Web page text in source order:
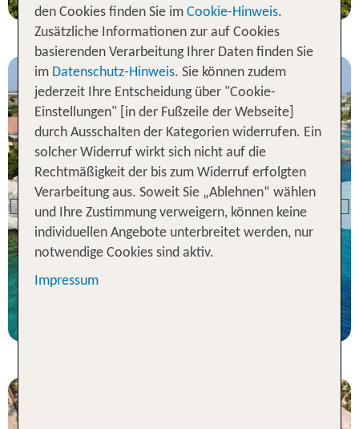
Previous
Curacao
Avila Beach Hotel
99 % Weiterempfehlung
den Cookies finden Sie im Cookie-Hinweis.
Zusätzliche Informationen zur auf Cookies
basierenden Verarbeitung Ihrer Daten finden Sie
im Datenschutz-Hinweis. Sie können zudem
jederzeit Ihre Entscheidung über "Cookie-
Einstellungen" [in der Fußzeile der Webseite]
durch Ausschalten der Kategorien widerrufen. Ein
solcher Widerruf wirkt sich nicht auf die
Rechtmäßigkeit der bis zum Widerruf erfolgten
Verarbeitung aus. Soweit Sie „Ablehnen“ wählen
und Ihre Zustimmung verweigern, können keine
individuellen Angebote unterbreitet werden, nur
notwendige Cookies sind aktiv.
Impressum